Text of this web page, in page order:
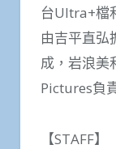
台Ultra+檔
由吉平直弘
成，岩浪美
Pictures負
【STAFF】